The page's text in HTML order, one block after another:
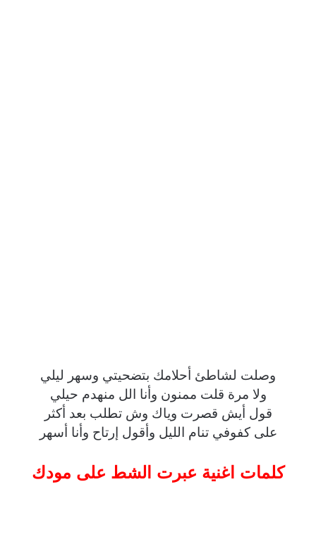
وصلت لشاطئ أحلامك بتضحيتي وسهر ليلي
ولا مرة قلت ممنون وأنا الل منهدم حيلي
قول أيش قصرت وياك وش تطلب بعد أكثر
على كفوفي تنام الليل وأقول إرتاح وأنا أسهر
كلمات اغنية عبرت الشط على مودك